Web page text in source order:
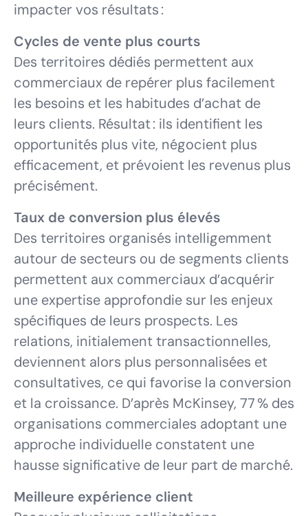
impacter vos résultats :
Cycles de vente plus courts
Des territoires dédiés permettent aux
commerciaux de repérer plus facilement
les besoins et les habitudes d’achat de
leurs clients. Résultat : ils identifient les
opportunités plus vite, négocient plus
efficacement, et prévoient les revenus plus
précisément.
Taux de conversion plus élevés
Des territoires organisés intelligemment
autour de secteurs ou de segments clients
permettent aux commerciaux d’acquérir
une expertise approfondie sur les enjeux
spécifiques de leurs prospects. Les
relations, initialement transactionnelles,
deviennent alors plus personnalisées et
consultatives, ce qui favorise la conversion
et la croissance. D’après McKinsey, 77 % des
organisations commerciales adoptant une
approche individuelle constatent une
hausse significative de leur part de marché.
Meilleure expérience client